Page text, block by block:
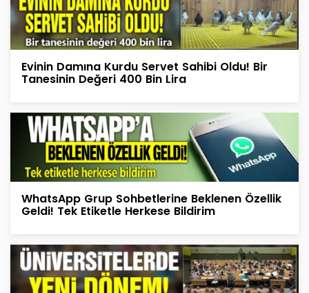
Evinin Damına Kurdu Servet Sahibi Oldu! Bir
Tanesinin Değeri 400 Bin Lira
WhatsApp Grup Sohbetlerine Beklenen Özellik
Geldi! Tek Etiketle Herkese Bildirim